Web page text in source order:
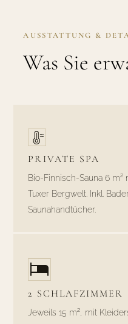
AUSSTATTUNG &
Was Sie
PRIVATE SPA
Bio-Finnisch-Sauna 6
Tuxer Bergwelt. Inkl.
Saunahandtücher.
2 SCHLAFZIMMER
Jeweils 15 m², mit